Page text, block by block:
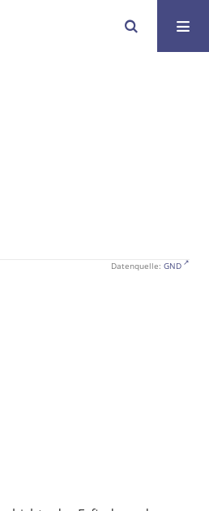
Datenquelle: GND